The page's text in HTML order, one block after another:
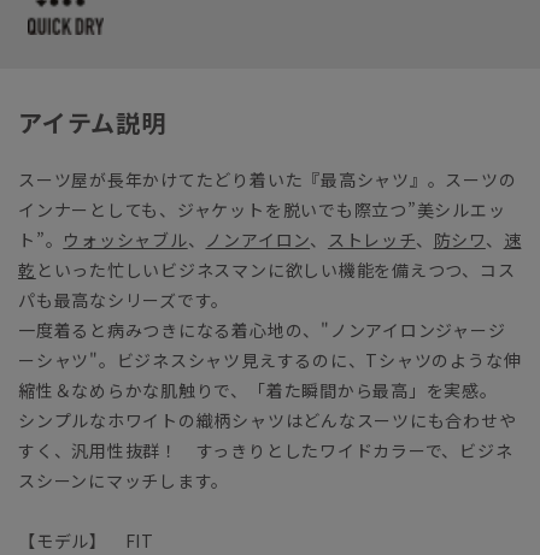
アイテム説明
スーツ屋が長年かけてたどり着いた『最高シャツ』。スーツの
インナーとしても、ジャケットを脱いでも際立つ”美シルエッ
ト”。 ウォッシャブル、 ノンアイロン、 ストレッチ、 防シワ、 速
乾 といった忙しいビジネスマンに欲しい機能を備えつつ、コス
パも最高なシリーズです。
一度着ると病みつきになる着心地の、"ノンアイロンジャージ
ーシャツ"。ビジネスシャツ見えするのに、Tシャツのような伸
縮性＆なめらかな肌触りで、「着た瞬間から最高」を実感。
シンプルなホワイトの織柄シャツはどんなスーツにも合わせや
すく、汎用性抜群！ すっきりとしたワイドカラーで、ビジネ
スシーンにマッチします。
【モデル】 FIT